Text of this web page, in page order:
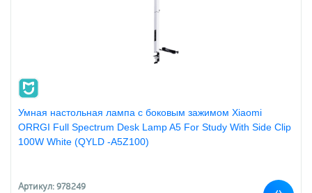
Умная настольная лампа с боковым зажимом Xiaomi
ORRGI Full Spectrum Desk Lamp A5 For Study With Side Clip
100W White (QYLD -A5Z100)
Артикул: 978249